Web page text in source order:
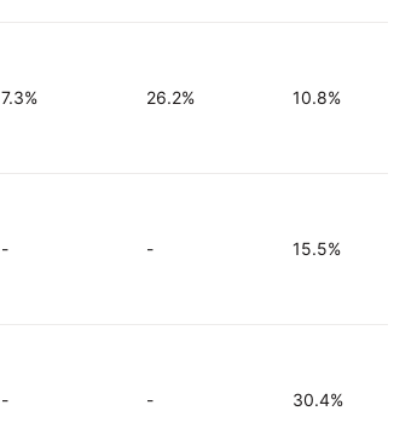
7.3% 26.2% 10.8%
- - 15.5%
- - 30.4%